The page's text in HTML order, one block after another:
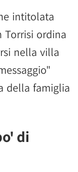
intitolata
Torrisi ordina
nella villa
della famiglia
di